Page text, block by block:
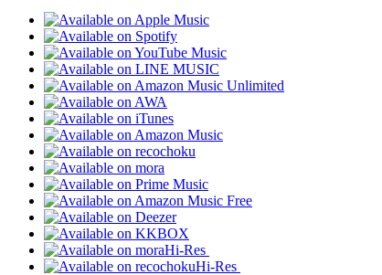
Hi-Res
Hi-Res